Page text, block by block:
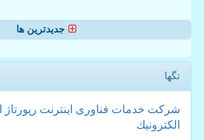
جدیدترین ها
تگها
شركت خدمات فناوری اینترنت رپورتاژ
الكترونیك